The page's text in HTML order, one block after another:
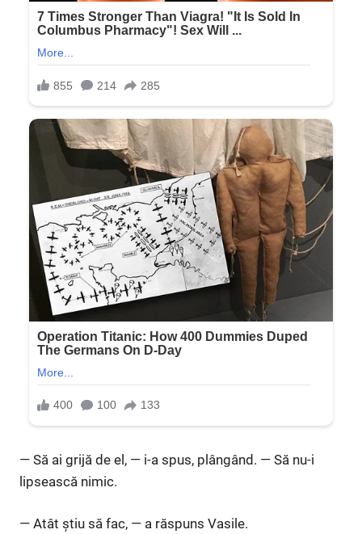
— Să ai grijă de el, — i-a spus, plângând. — Să nu-i
lipsească nimic.
— Atât știu să fac, — a răspuns Vasile.